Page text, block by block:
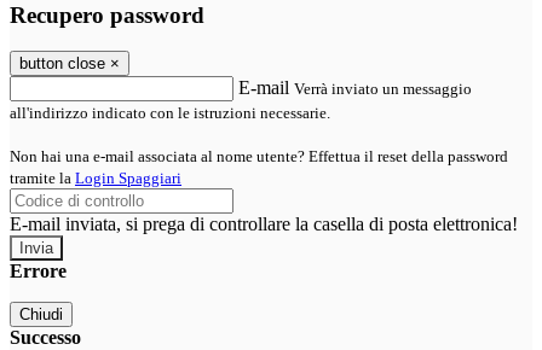
Recupero password
button close ×
E-mail Verrà inviato un messaggio
all'indirizzo indicato con le istruzioni necessarie.
Non hai una e-mail associata al nome utente? Effettua il reset della password
tramite la Login Spaggiari
E-mail inviata, si prega di controllare la casella di posta elettronica!
Errore
Chiudi
Successo